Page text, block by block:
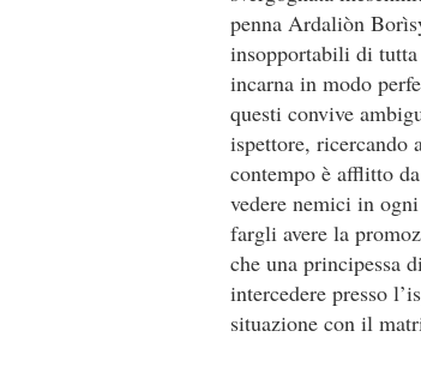
penna Ardaliòn
insopportabili di tutta
incarna in modo
questi convive
ispettore, ricercando
contempo è afflitto
vedere nemici in
fargli avere la
che una principessa
intercedere presso
situazione con il